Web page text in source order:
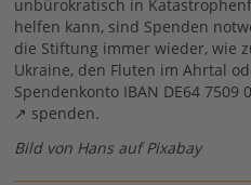
unbürokratisch in
helfen kann, sind Spenden
die Stiftung immer wieder, wie
Ukraine, den Fluten im Ahrtal
Spendenkonto IBAN DE64 7509
spenden.
Bild von Hans auf Pixabay